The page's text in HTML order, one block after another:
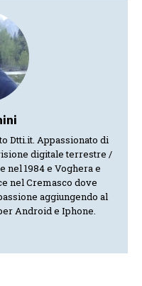
Dtti.it. Appassionato di
digitale terrestre /
nel 1984 e Voghera e
nel Cremasco dove
aggiungendo al
Android e Iphone.